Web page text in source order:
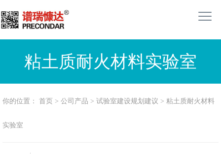
粘土质耐火材料实验室
你的位置： 首页 > 公司产品 > 试验室建设规划建议 > 粘土质耐火材料
实验室